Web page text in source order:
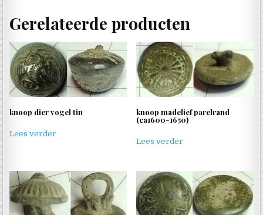
Gerelateerde producten
knoop dier vogel tin
Lees verder
knoop madelief parelrand
(ca1600-1650)
Lees verder